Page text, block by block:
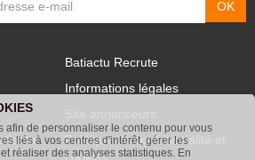
Site annonceurs
Politique de confidentialité et
afin de personnaliser le contenu pour vous
liés à vos centres d'intérêt, gérer les
réaliser des analyses statistiques. En